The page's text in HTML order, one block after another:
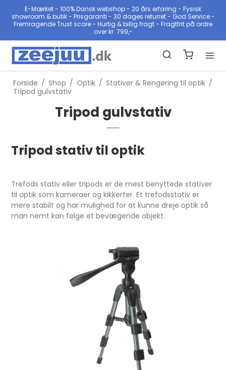
E-Mærket - 100% Dansk webshop - 20 års erfaring - Fysisk
showroom & butik - Prisgaranti - 30 dages returret - God Service -
Fremragende Trust score - Hurtig & billig fragt - Fragtfrit på ordre
over kr. 799,-
Forside / Shop / Optik / Stativer & Rengøring til optik /
Tripod gulvstativ
Tripod gulvstativ
Tripod stativ til optik
Trefods stativ eller tripods er de mest benyttede stativer
til optik som kameraer og kikkerter. Et trefodsstativ er
mere stabilt og har mulighed for at kunne dreje optik så
man nemt kan følge et bevægende objekt.